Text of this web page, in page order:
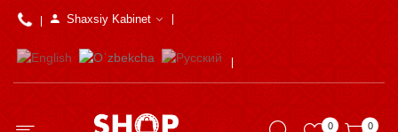
Shaxsiy Kabinet
0 0